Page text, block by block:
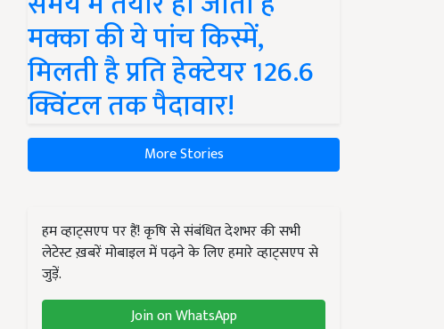
मक्का की ये पांच किस्में,
मिलती है प्रति हेक्टेयर 126.6
क्विंटल तक पैदावार!
More Stories
हम व्हाट्सएप पर हैं! कृषि से संबंधित देशभर की सभी
लेटेस्ट ख़बरें मोबाइल में पढ़ने के लिए हमारे व्हाट्सएप से
जुड़ें.
Join on WhatsApp